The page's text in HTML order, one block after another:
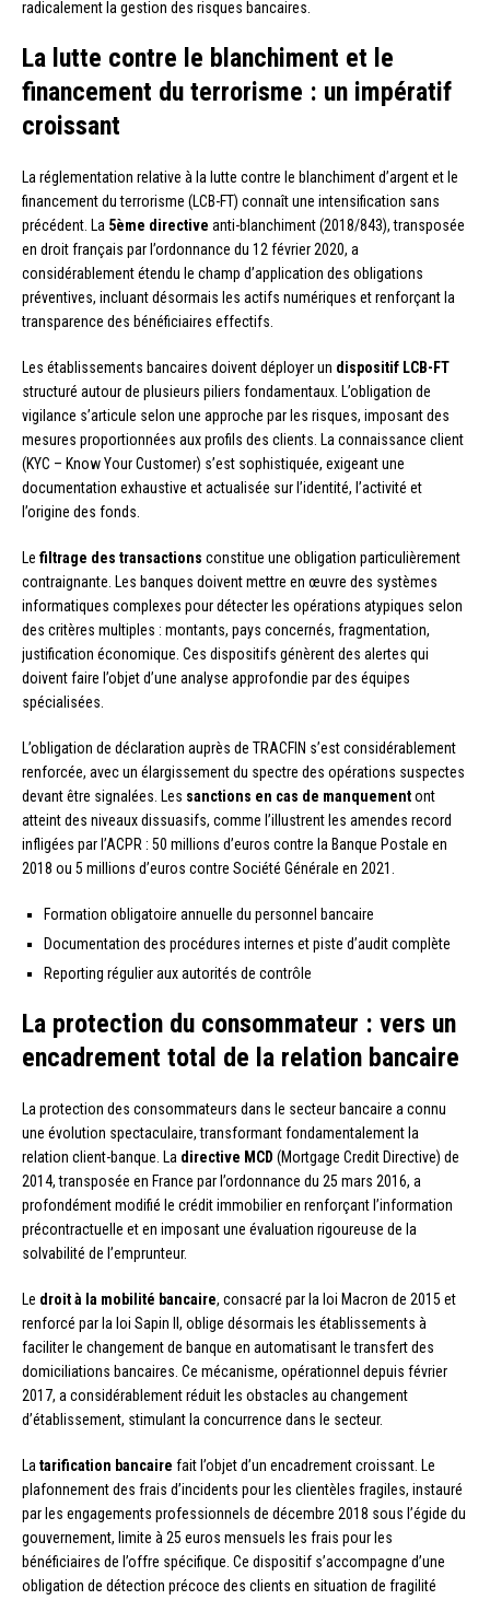
radicalement la gestion des risques bancaires.
La lutte contre le blanchiment et le
financement du terrorisme : un impératif
croissant
La réglementation relative à la lutte contre le blanchiment d’argent et le
financement du terrorisme (LCB-FT) connaît une intensification sans
précédent. La 5ème directive anti-blanchiment (2018/843), transposée
en droit français par l’ordonnance du 12 février 2020, a
considérablement étendu le champ d’application des obligations
préventives, incluant désormais les actifs numériques et renforçant la
transparence des bénéficiaires effectifs.
Les établissements bancaires doivent déployer un dispositif LCB-FT
structuré autour de plusieurs piliers fondamentaux. L’obligation de
vigilance s’articule selon une approche par les risques, imposant des
mesures proportionnées aux profils des clients. La connaissance client
(KYC – Know Your Customer) s’est sophistiquée, exigeant une
documentation exhaustive et actualisée sur l’identité, l’activité et
l’origine des fonds.
Le filtrage des transactions constitue une obligation particulièrement
contraignante. Les banques doivent mettre en œuvre des systèmes
informatiques complexes pour détecter les opérations atypiques selon
des critères multiples : montants, pays concernés, fragmentation,
justification économique. Ces dispositifs génèrent des alertes qui
doivent faire l’objet d’une analyse approfondie par des équipes
spécialisées.
L’obligation de déclaration auprès de TRACFIN s’est considérablement
renforcée, avec un élargissement du spectre des opérations suspectes
devant être signalées. Les sanctions en cas de manquementont
atteint des niveaux dissuasifs, comme l’illustrent les amendes record
infligées par l’ACPR : 50 millions d’euros contre la Banque Postale en
2018 ou 5 millions d’euros contre Société Générale en 2021.
Formation obligatoire annuelle du personnel bancaire
Documentation des procédures internes et piste d’audit complète
Reporting régulier aux autorités de contrôle
La protection du consommateur : vers un
encadrement total de la relation bancaire
La protection des consommateurs dans le secteur bancaire a connu
une évolution spectaculaire, transformant fondamentalement la
relation client-banque. La directive MCD (Mortgage Credit Directive) de
2014, transposée en France par l’ordonnance du 25 mars 2016, a
profondément modifié le crédit immobilier en renforçant l’information
précontractuelle et en imposant une évaluation rigoureuse de la
solvabilité de l’emprunteur.
Le droit à la mobilité bancaire, consacré par la loi Macron de 2015 et
renforcé par la loi Sapin II, oblige désormais les établissements à
faciliter le changement de banque en automatisant le transfert des
domiciliations bancaires. Ce mécanisme, opérationnel depuis février
2017, a considérablement réduit les obstacles au changement
d’établissement, stimulant la concurrence dans le secteur.
Latarification bancaire fait l’objet d’un encadrement croissant. Le
plafonnement des frais d’incidents pour les clientèles fragiles, instauré
par les engagements professionnels de décembre 2018 sous l’égide du
gouvernement, limite à 25 euros mensuels les frais pour les
bénéficiaires de l’offre spécifique. Ce dispositif s’accompagne d’une
obligation de détection précoce des clients en situation de fragilité